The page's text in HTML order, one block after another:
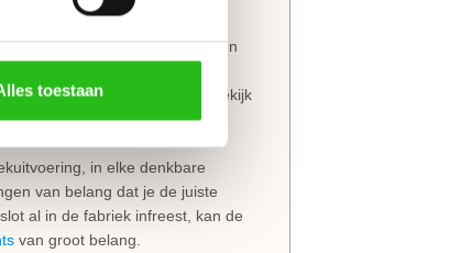
toestaan
dikte van 39 mm en een
Svedex glassoorten
? Bekijk
in elke denkbare
van belang dat je de juiste
al in de fabriek infreest, kan de
van groot belang.